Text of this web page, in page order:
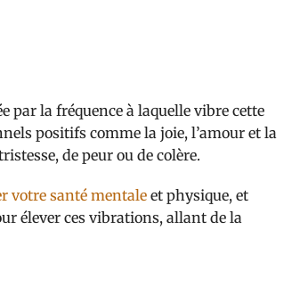
par la fréquence à laquelle vibre cette
positifs comme la joie, l’amour et la
de peur ou de colère.
votre santé mentale et physique, et
élever ces vibrations, allant de la